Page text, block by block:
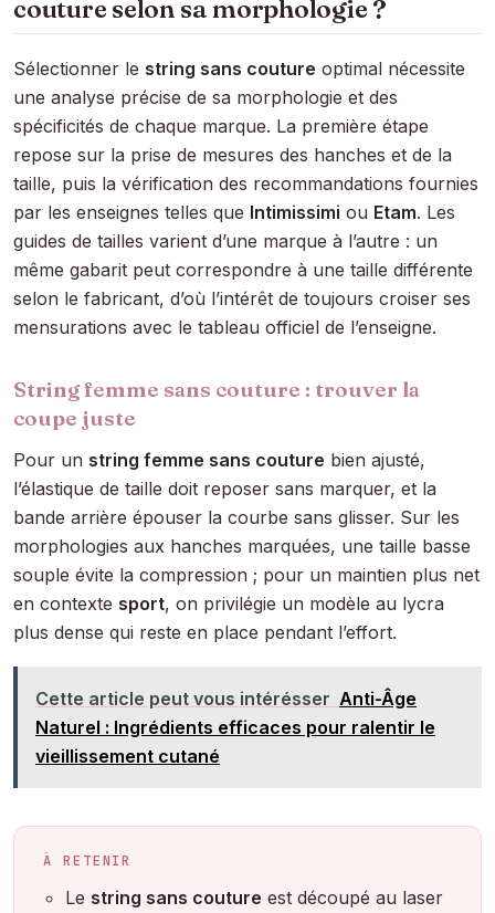
couture selon sa morphologie ?
Sélectionner le string sans couture optimal nécessite
une analyse précise de sa morphologie et des
spécificités de chaque marque. La première étape
repose sur la prise de mesures des hanches et de la
taille, puis la vérification des recommandations fournies
par les enseignes telles que Intimissimi ou Etam. Les
guides de tailles varient d’une marque à l’autre : un
même gabarit peut correspondre à une taille différente
selon le fabricant, d’où l’intérêt de toujours croiser ses
mensurations avec le tableau officiel de l’enseigne.
String femme sans couture : trouver la
coupe juste
Pour un string femme sans couture bien ajusté,
l’élastique de taille doit reposer sans marquer, et la
bande arrière épouser la courbe sans glisser. Sur les
morphologies aux hanches marquées, une taille basse
souple évite la compression ; pour un maintien plus net
en contexte sport, on privilégie un modèle au lycra
plus dense qui reste en place pendant l’effort.
Cette article peut vous intérésser Anti-Âge
Naturel : Ingrédients efficaces pour ralentir le
vieillissement cutané
À RETENIR
Le string sans couture est découpé au laser